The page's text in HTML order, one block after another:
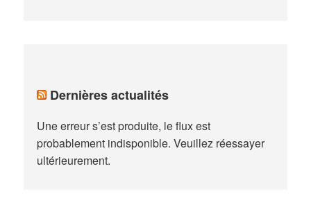
Dernières actualités
Une erreur s’est produite, le flux est
probablement indisponible. Veuillez réessayer
ultérieurement.